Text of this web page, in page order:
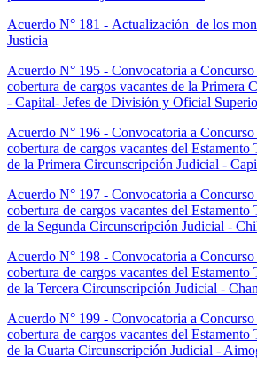
Acuerdo N° 181 - Actualización de los
Justicia
Acuerdo N° 195 - Convocatoria a Concurso
cobertura de cargos vacantes de la Primera
- Capital- Jefes de División y Oficial
Acuerdo N° 196 - Convocatoria a Concurso
cobertura de cargos vacantes del
de la Primera Circunscripción Judicial -
Acuerdo N° 197 - Convocatoria a Concurso
cobertura de cargos vacantes del
de la Segunda Circunscripción Judicial -
Acuerdo N° 198 - Convocatoria a Concurso
cobertura de cargos vacantes del
de la Tercera Circunscripción Judicial -
Acuerdo N° 199 - Convocatoria a Concurso
cobertura de cargos vacantes del
de la Cuarta Circunscripción Judicial -